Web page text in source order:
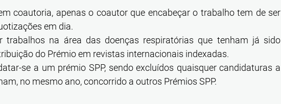
coautoria, apenas o coautor que encabeçar o trabalho tem de ser
em dia.
trabalhos na área das doenças respiratórias que tenham já sido
do Prémio em revistas internacionais indexadas.
se a um prémio SPP, sendo excluídos quaisquer candidaturas a
no mesmo ano, concorrido a outros Prémios SPP.